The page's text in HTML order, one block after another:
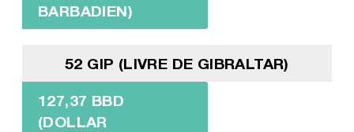
BARBADIEN)
52 GIP (LIVRE DE GIBRALTAR)
127,37 BBD
(DOLLAR